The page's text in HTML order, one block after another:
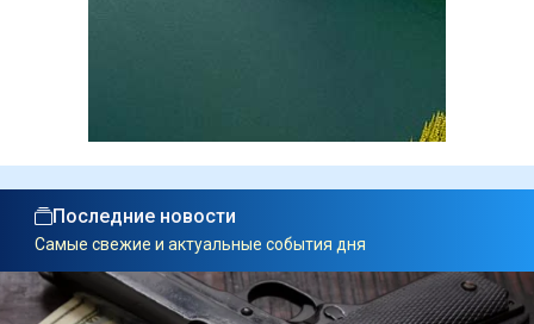
Последние новости
Самые свежие и актуальные события дня